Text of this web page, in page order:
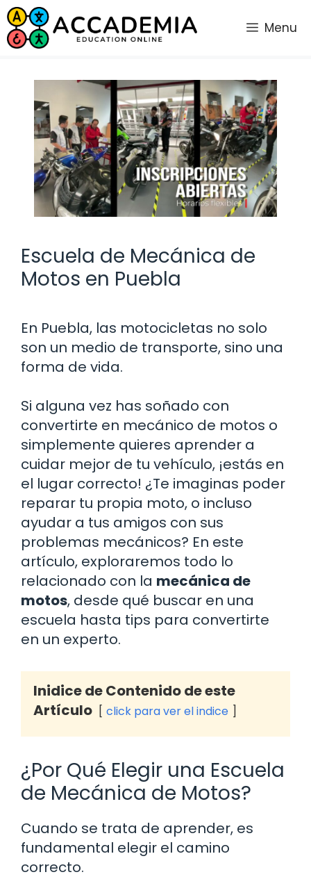
Saltar
al
contenido
Menu
Escuela de Mecánica de
Motos en Puebla
En Puebla, las motocicletas no solo
son un medio de transporte, sino una
forma de vida.
Si alguna vez has soñado con
convertirte en mecánico de motos o
simplemente quieres aprender a
cuidar mejor de tu vehículo, ¡estás en
el lugar correcto! ¿Te imaginas poder
reparar tu propia moto, o incluso
ayudar a tus amigos con sus
problemas mecánicos? En este
artículo, exploraremos todo lo
relacionado con la mecánica de
motos, desde qué buscar en una
escuela hasta tips para convertirte
en un experto.
Inidice de Contenido de este
Artículo
click para ver el indice
¿Por Qué Elegir una Escuela
de Mecánica de Motos?
Cuando se trata de aprender, es
fundamental elegir el camino
correcto.